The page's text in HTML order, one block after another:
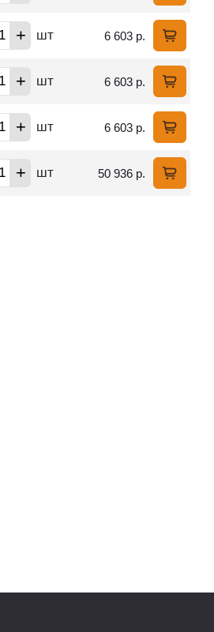
+ шт 6 603 р.
+ шт 6 603 р.
+ шт 6 603 р.
+ шт 50 936 р.